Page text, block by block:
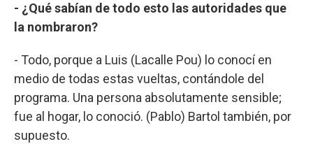
- ¿Qué sabían de todo esto las autoridades que
la nombraron?
- Todo, porque a Luis (Lacalle Pou) lo conocí en
medio de todas estas vueltas, contándole del
programa. Una persona absolutamente sensible;
fue al hogar, lo conoció. (Pablo) Bartol también, por
supuesto.